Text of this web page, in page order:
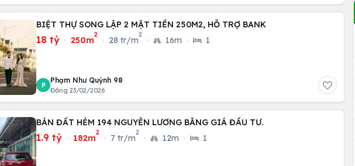
BIỆT THỰ SONG LẬP 2 MẶT TIỀN 250M2, HỖ TRỢ BANK
18 tỷ · 250m
2
· 28 tr/m
2
· 16m · 1
P
Phạm Như Quỳnh 98
Đăng 23/02/2026
BÁN ĐẤT HẺM 194 NGUYỄN LƯƠNG BẰNG GIÁ ĐẦU TƯ.
1.9 tỷ · 182m
2
· 7 tr/m
2
· 12m · 1